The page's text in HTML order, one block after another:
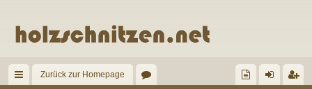
Zurück zur Homepage